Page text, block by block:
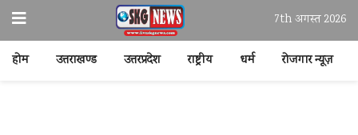
7th अगस्त 2026
होम उत्तराखण्ड उत्तरप्रदेश राष्ट्रीय धर्म रोजगार न्यूज़